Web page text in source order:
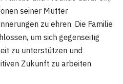
seiner Mutter
zu ehren. Die Familie
um sich gegenseitig
zu unterstützen und
Zukunft zu arbeiten